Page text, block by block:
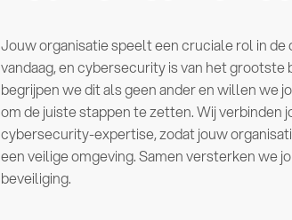
Jouw organisatie speelt een cruciale rol in de
vandaag, en cybersecurity is van het grootste
begrijpen we dit als geen ander en willen we
om de juiste stappen te zetten. Wij verbinden
cybersecurity-expertise, zodat jouw
een veilige omgeving. Samen versterken we
beveiliging.